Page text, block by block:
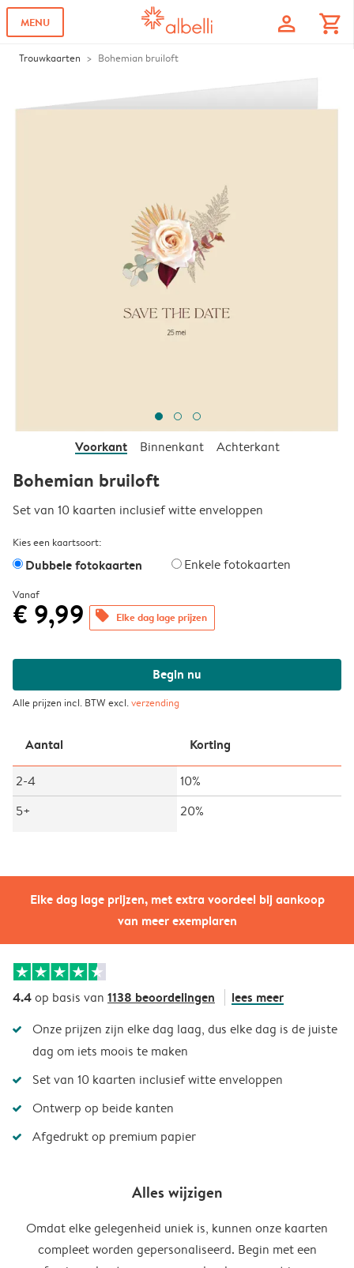
MENU profile shopping_cart
Trouwkaarten Bohemian bruiloft
Elke dag lage prijzen, met extra voordeel bij aankoop
van meer exemplaren
Voorkant Binnenkant Achterkant
Bohemian bruiloft
Set van 10 kaarten inclusief witte enveloppen
Kies een kaartsoort:
Dubbele fotokaarten Enkele fotokaarten
Vanaf
€ 9,99 offers Elke dag lage prijzen
Begin nu
Alle prijzen incl. BTW excl.verzending
Aantal Korting
2-4
10%
5+
20%
4.4op basis van 1138 beoordelingen lees meer
Onze prijzen zijn elke dag laag, dus elke dag is de juiste
dag om iets moois te maken
Set van 10 kaarten inclusief witte enveloppen
Ontwerp op beide kanten
Afgedrukt op premium papier
Alles wijzigen
Omdat elke gelegenheid uniek is, kunnen onze kaarten
compleet worden gepersonaliseerd. Begin met een